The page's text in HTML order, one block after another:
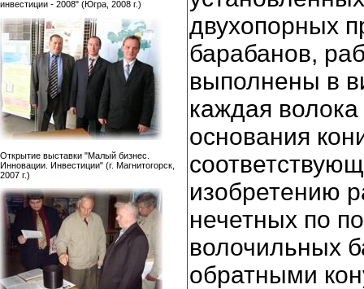
двухопорных
барабанов,
выполнены в
каждая
основания
изобретению
нечетных по
волочильных
обратными
инвестиции - 2008" (Югра, 2008 г.)
Открытие выставки "Малый бизнес.
Инновации. Инвестиции" (г. Магнитогорск,
2007 г.)